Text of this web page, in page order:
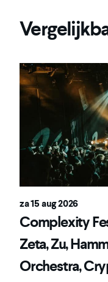
za 15 aug 2026
Complexity
Zeta, Zu,
Orchestra,